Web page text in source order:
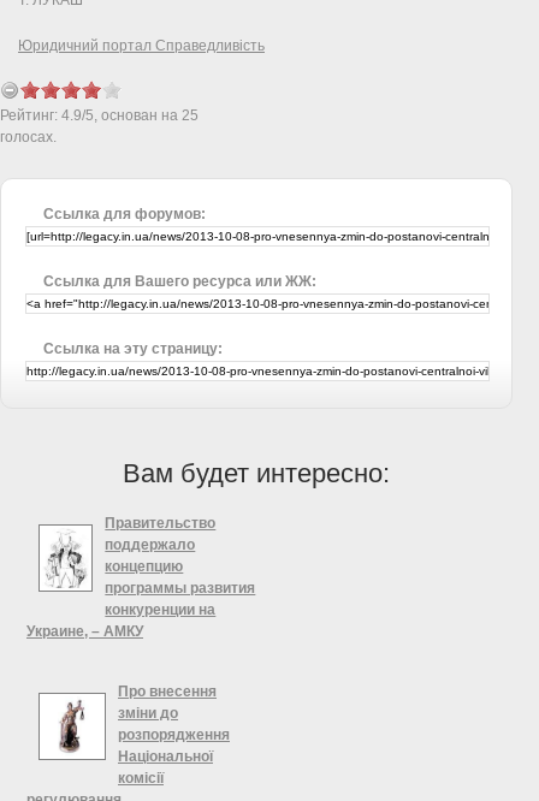
Юридичний портал Справедливість
Рейтинг: 4.9/5, основан на 25
голосах.
Ссылка для форумов:
Ссылка для Вашего ресурса или ЖЖ:
Ссылка на эту страницу:
Вам будет интересно:
Правительство
поддержало
концепцию
программы развития
конкуренции на
Украине, – АМКУ
принял Распоряжение «Об
утверждении концепции
общегосударственной программы
развития конкуренции на Украине
на 2013-2023 годы». Проект
концепции разработал
Про внесення
зміни до
розпорядження
Національної
комісії